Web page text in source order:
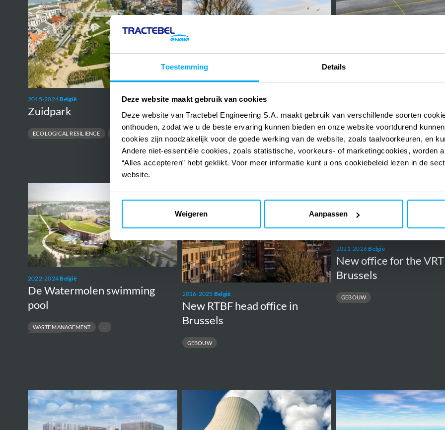
Toestemming Details
Deze website maakt gebruik van cookies
Deze website van Tractebel Engineering S.A. maakt gebruik van verschillende soorten
onthouden, zodat we u de beste ervaring kunnen bieden en onze website voortdurend
cookies zijn noodzakelijk voor de goede werking van de website, zoals taalvoorkeuren, en
Andere niet-essentiële cookies, zoals statistische, voorkeurs- of marketingcookies, worden
“Alles accepteren” hebt geklikt. Voor meer informatie kunt u ons cookiebeleid lezen in de
website.
Weigeren Aanpassen
2015-2024België
Zuidpark
ECOLOGICAL RESILIENCE
URBAN DESIGN
Sigmaplan
ECOLOGICAL RESILIENCE
FLOOD PROTECTION
HYDRAULIC MODELLING
URBAN DESIGN
underneath taxiways
GEBOUW AIRPORT
-
taxiways
2022-2024België
De Watermolen swimming
pool
WASTE MANAGEMENT
Watermolen
swimming
pool
2016-2025 België
New RTBF head office in
Brussels
GEBOUW
RTBF
head
office
in
Brussels
2021-2026 België
New office for the
Brussels
GEBOUW
office
for
the
VRT
in
Brussels
PALLAS
Multi-
Purpose
Operation
SeaMade